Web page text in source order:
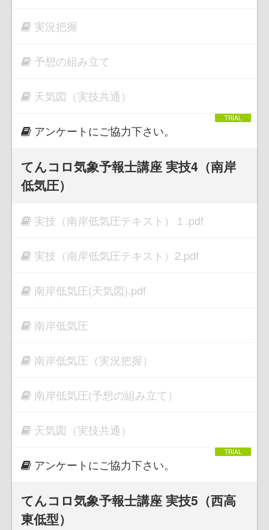
実況把握
予想の組み立て
天気図（実技共通）
アンケートにご協力下さい。
てんコロ気象予報士講座 実技4（南岸
低気圧）
実技（南岸低気圧テキスト）１.pdf
実技（南岸低気圧テキスト）2.pdf
南岸低気圧(天気図).pdf
南岸低気圧
南岸低気圧（実況把握）
南岸低気圧(予想の組み立て）
天気図（実技共通）
アンケートにご協力下さい。
てんコロ気象予報士講座 実技5（西高
東低型）